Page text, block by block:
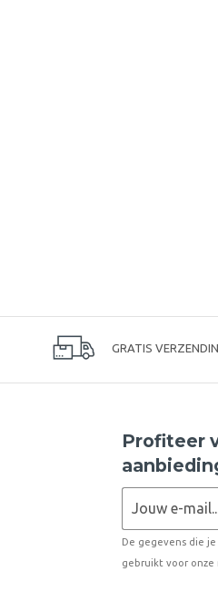
GRATIS
Profiteer
De gegevens die
gebruikt voor onze